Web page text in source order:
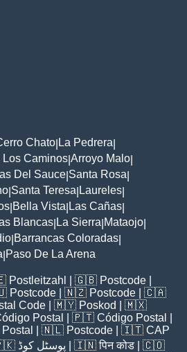
Chato La Pedrera
Los Caminos Arroyo Malo
Del Sauce Santa Rosa
Santa Teresa Laureles
Bella Vista Las Cañas
Blancas La Sierra Mataojo
Barrancas Coloradas
Paso De La Arena
Postleitzahl | 🇬🇧 Postcode
Postcode | 🇳🇿 Postcode | 🇨🇦
Code | 🇲🇾 Poskod
| 🇲🇽
Postal | 🇵🇹 Código Postal
| 🇳🇱 Postcode | 🇮🇹 CAP
پوسٹل کوڈ | 🇮🇳पिन कोड | 🇨🇴